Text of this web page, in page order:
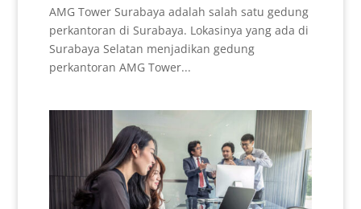
AMG Tower Surabaya adalah salah satu gedung
perkantoran di Surabaya. Lokasinya yang ada di
Surabaya Selatan menjadikan gedung
perkantoran AMG Tower...